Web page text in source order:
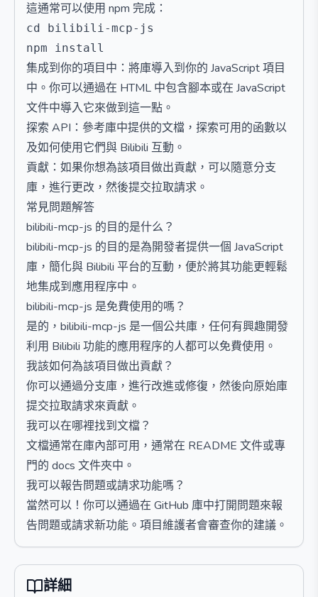
這通常可以使用 npm 完成：
cd bilibili-mcp-js
集成到你的項目中：將庫導入到你的 JavaScript 項目
中。你可以通過在 HTML 中包含腳本或在 JavaScript
文件中導入它來做到這一點。
探索 API：參考庫中提供的文檔，探索可用的函數以
及如何使用它們與 Bilibili 互動。
貢獻：如果你想為該項目做出貢獻，可以隨意分支
庫，進行更改，然後提交拉取請求。
常見問題解答
bilibili-mcp-js 的目的是什么？
bilibili-mcp-js 的目的是為開發者提供一個 JavaScript
庫，簡化與 Bilibili 平台的互動，便於將其功能更輕鬆
地集成到應用程序中。
bilibili-mcp-js 是免費使用的嗎？
是的，bilibili-mcp-js 是一個公共庫，任何有興趣開發
利用 Bilibili 功能的應用程序的人都可以免費使用。
我該如何為該項目做出貢獻？
你可以通過分支庫，進行改進或修復，然後向原始庫
提交拉取請求來貢獻。
我可以在哪裡找到文檔？
文檔通常在庫內部可用，通常在 README 文件或專
門的 docs 文件夾中。
我可以報告問題或請求功能嗎？
當然可以！你可以通過在 GitHub 庫中打開問題來報
告問題或請求新功能。項目維護者會審查你的建議。
詳細